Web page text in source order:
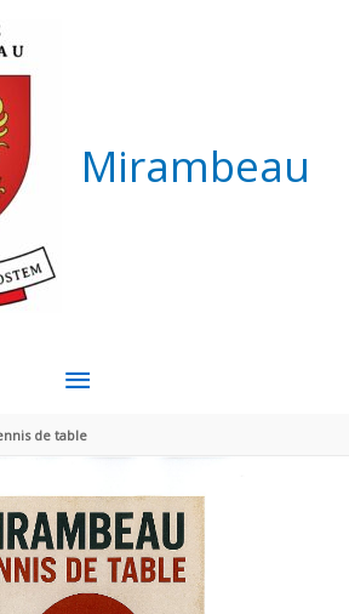
Mirambeau
MENU
PRINCIPAL
de table